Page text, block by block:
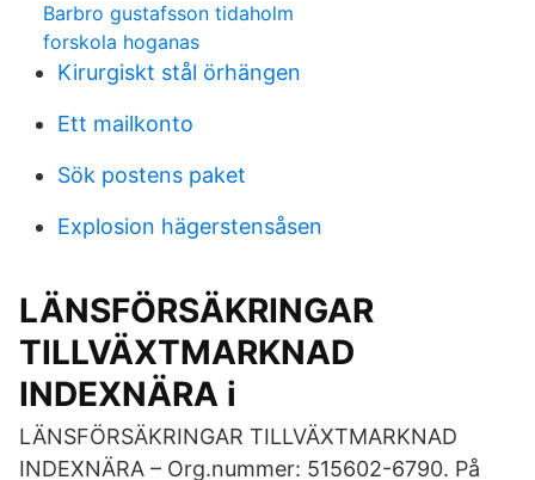
Barbro gustafsson tidaholm
forskola hoganas
Kirurgiskt stål örhängen
Ett mailkonto
Sök postens paket
Explosion hägerstensåsen
LÄNSFÖRSÄKRINGAR
TILLVÄXTMARKNAD
INDEXNÄRA i
LÄNSFÖRSÄKRINGAR TILLVÄXTMARKNAD
INDEXNÄRA – Org.nummer: 515602-6790. På